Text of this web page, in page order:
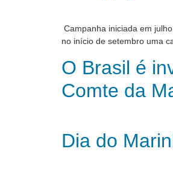
Campanha iniciada em
no início de setembro uma
O Brasil é
Comte da
Dia do